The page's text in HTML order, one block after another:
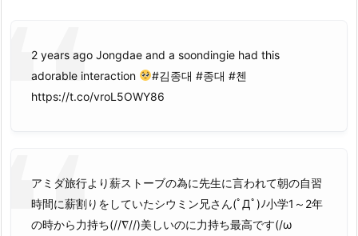
2 years ago Jongdae and a soondingie had this
adorable interaction
#김종대 #종대 #첸
https://t.co/vroL5OWY86
アミダ旅行より薪ストーブの為に先生に言われて朝の自習
時間に薪割りをしていたシウミン兄さん(ﾟДﾟ)ﾉ小学1～2年
の時から力持ち(//∇//)美しいのに力持ち最高です(/ω